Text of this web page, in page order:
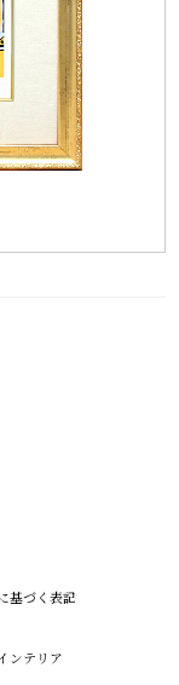
基づく表記
ンテリア